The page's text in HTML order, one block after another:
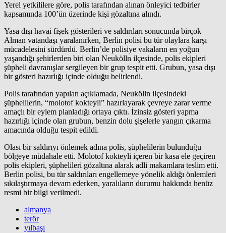
Yerel yetkililere göre, polis tarafından alınan önleyici tedbirler
kapsamında 100’ün üzerinde kişi gözaltına alındı.
Yasa dışı havai fişek gösterileri ve saldırıları sonucunda birçok
Alman vatandaşı yaralanırken, Berlin polisi bu tür olaylara karşı
mücadelesini sürdürdü. Berlin’de polisiye vakaların en yoğun
yaşandığı şehirlerden biri olan Neukölln ilçesinde, polis ekipleri
şüpheli davranışlar sergileyen bir grup tespit etti. Grubun, yasa dışı
bir gösteri hazırlığı içinde olduğu belirlendi.
Polis tarafından yapılan açıklamada, Neukölln ilçesindeki
şüphelilerin, “molotof kokteyli” hazırlayarak çevreye zarar verme
amaçlı bir eylem planladığı ortaya çıktı. İzinsiz gösteri yapma
hazırlığı içinde olan grubun, benzin dolu şişelerle yangın çıkarma
amacında olduğu tespit edildi.
Olası bir saldırıyı önlemek adına polis, şüphelilerin bulunduğu
bölgeye müdahale etti. Molotof kokteyli içeren bir kasa ele geçiren
polis ekipleri, şüphelileri gözaltına alarak adli makamlara teslim etti.
Berlin polisi, bu tür saldırıları engellemeye yönelik aldığı önlemleri
sıkılaştırmaya devam ederken, yaralıların durumu hakkında henüz
resmi bir bilgi verilmedi.
almanya
terör
yılbaşı